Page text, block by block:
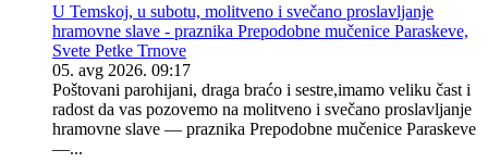
U Temskoj, u subotu, molitveno i svečano proslavljanje
hramovne slave - praznika Prepodobne mučenice Paraskeve,
Svete Petke Trnove
05. avg 2026. 09:17
Poštovani parohijani, draga braćo i sestre,​imamo veliku čast i
radost da vas pozovemo na molitveno i svečano proslavljanje
hramovne slave — praznika Prepodobne mučenice Paraskeve
—...